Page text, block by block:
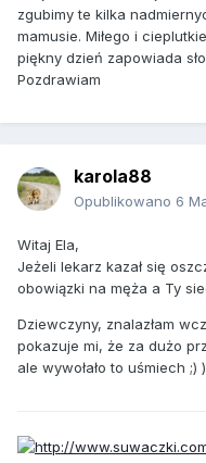
zgubimy te kilka
mamusie. Miłego i
piękny dzień zapowiada
Pozdrawiam
karola88
Opublikowano 6
Witaj Ela,
Jeżeli lekarz kazał się
obowiązki na męża a Ty
Dziewczyny, znalazłam
pokazuje mi, że za dużo
ale wywołało to uśmiech ;) )